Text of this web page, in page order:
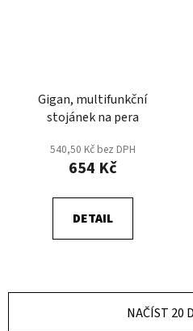
Gigan, multifunkční
stojánek na pera
540,50 Kč bez DPH
654 Kč
DETAIL
NAČÍST 20